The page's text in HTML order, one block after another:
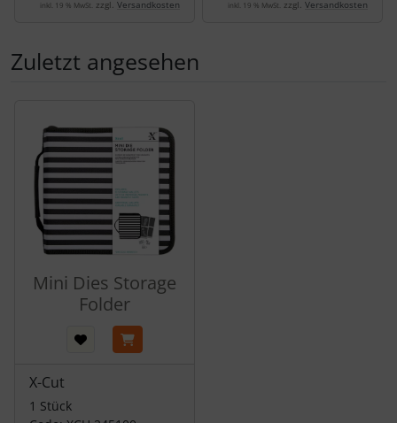
inkl. 19 % MwSt. zzgl. Versandkosten inkl. 19 % MwSt. zzgl. Versandkosten
Zuletzt angesehen
Mini Dies Storage
Folder
X-Cut
1 Stück